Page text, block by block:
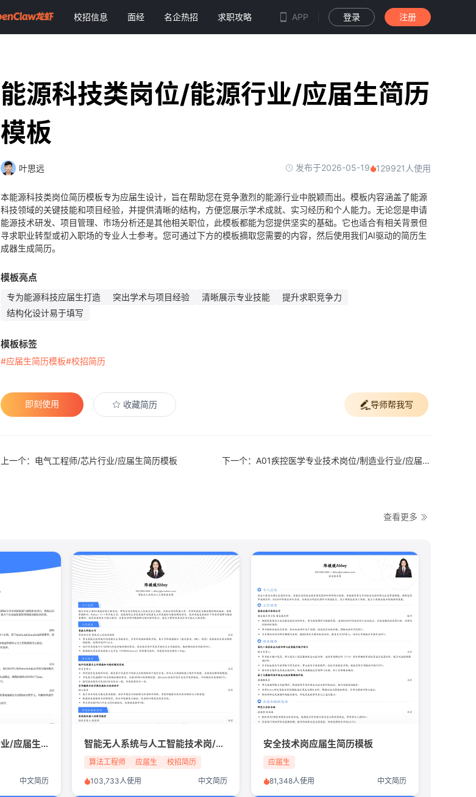
校招信息 面经 名企热招 求职攻略 APP 登录 注册
能源科技类岗位/能源行业/应届生简历
模板
叶思远 发布于2026-05-19 129921人使用
本能源科技类岗位简历模板专为应届生设计，旨在帮助您在竞争激烈的能源行业中脱颖而出。模板内容涵盖了能源
科技领域的关键技能和项目经验，并提供清晰的结构，方便您展示学术成就、实习经历和个人能力。无论您是申请
能源技术研发、项目管理、市场分析还是其他相关职位，此模板都能为您提供坚实的基础。它也适合有相关背景但
寻求职业转型或初入职场的专业人士参考。您可通过下方的模板摘取您需要的内容，然后使用我们AI驱动的简历生
成器生成简历。
模板亮点
专为能源科技应届生打造 突出学术与项目经验 清晰展示专业技能
提升求职竞争力
结构化设计易于填写
模板标签
#应届生简历模板#校招简历
即刻使用 收藏简历 导师帮我写
上一个：电气工程师/芯片行业/应届生简历模板 下一个：A01疾控医学专业技术岗位/制造业行业/应届生简历模板
查看更多
电力电子软件/新能源行业/应届生简历模板
中文简历
智能无人系统与人工智能技术岗/军工/航空航天/应届生简历模板
算法工程师 应届生 校招简历
103,733人使用 中文简历
安全技术岗应届生简历模板
应届生
81,348人使用 中文简历